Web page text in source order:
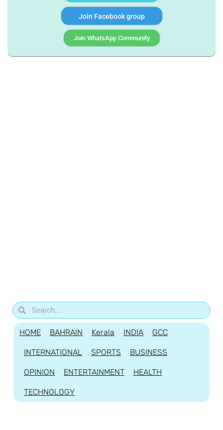
Join Facebook group
Join WhatsApp Community
HOME BAHRAIN Kerala INDIA GCC
INTERNATIONAL SPORTS BUSINESS
OPINION ENTERTAINMENT HEALTH
TECHNOLOGY